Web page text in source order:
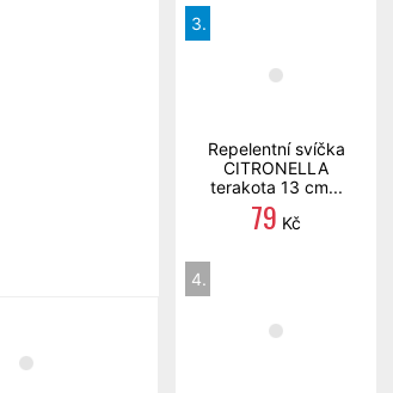
3.
Repelentní svíčka
CITRONELLA
terakota 13 cm...
79 Kč
4.